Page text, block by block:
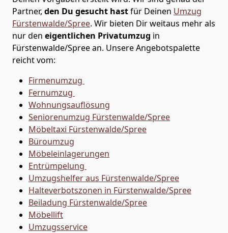
Partner, den Du gesucht hastfür Deinen Umzug
Fürstenwalde/Spree. Wir bieten Dir weitaus mehr als
nur den eigentlichen Privatumzug in
Fürstenwalde/Spree an. Unsere Angebotspalette
reicht vom:
Firmenumzug
Fernumzug
Wohnungsauflösung
Seniorenumzug Fürstenwalde/Spree
Möbeltaxi Fürstenwalde/Spree
Büroumzug
Möbeleinlagerungen
Entrümpelung
Umzugshelfer aus Fürstenwalde/Spree
Halteverbotszonen in Fürstenwalde/Spree
Beiladung Fürstenwalde/Spree
Möbellift
Umzugsservice